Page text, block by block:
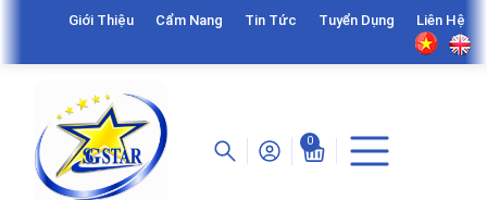
Giới Thiệu Cẩm Nang Tin Tức Tuyển Dụng Liên Hệ
0